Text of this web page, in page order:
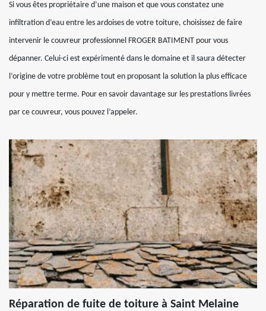
Si vous êtes propriétaire d’une maison et que vous constatez une
infiltration d’eau entre les ardoises de votre toiture, choisissez de faire
intervenir le couvreur professionnel FROGER BATIMENT pour vous
dépanner. Celui-ci est expérimenté dans le domaine et il saura détecter
l’origine de votre problème tout en proposant la solution la plus efficace
pour y mettre terme. Pour en savoir davantage sur les prestations livrées
par ce couvreur, vous pouvez l’appeler.
Réparation de fuite de toiture à Saint Melaine